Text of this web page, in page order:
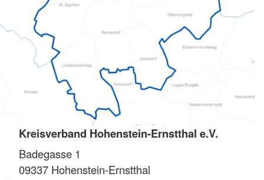
Kreisverband Hohenstein-Ernstthal e.V.
Badegasse 1
09337 Hohenstein-Ernstthal